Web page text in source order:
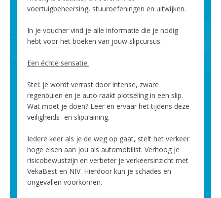
voertuigbeheersing, stuuroefeningen en uitwijken.
In je voucher vind je alle informatie die je nodig
hebt voor het boeken van jouw slipcursus.
Een échte sensatie:
Stel: je wordt verrast door intense, zware
regenbuien en je auto raakt plotseling in een slip.
Wat moet je doen? Leer en ervaar het tijdens deze
veiligheids- en sliptraining.
Iedere keer als je de weg op gaat, stelt het verkeer
hoge eisen aan jou als automobilist. Verhoog je
risicobewustzijn en verbeter je verkeersinzicht met
VekaBest en NIV. Hierdoor kun je schades en
ongevallen voorkomen.